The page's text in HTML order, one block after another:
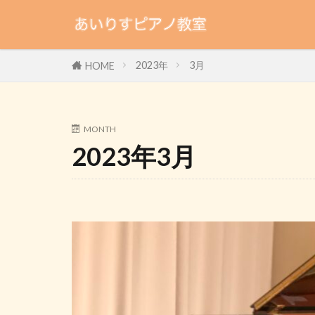
HOME 2023年 3月
MONTH
2023年3月